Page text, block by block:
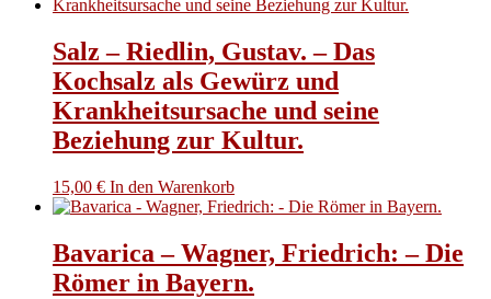
Salz – Riedlin, Gustav. – Das
Kochsalz als Gewürz und
Krankheitsursache und seine
Beziehung zur Kultur.
15,00 € In den Warenkorb
Bavarica – Wagner, Friedrich: – Die
Römer in Bayern.